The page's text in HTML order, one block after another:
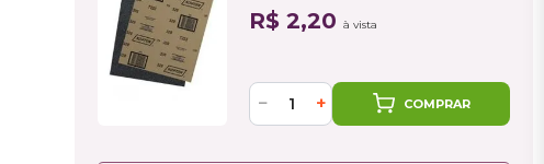
R$ 2,20 à vista
− + COMPRAR